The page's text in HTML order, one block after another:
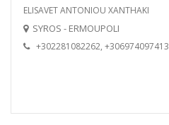
ELISAVET ANTONIOU XANTHAKI
SYROS - ERMOUPOLI
+302281082262, +306974097413